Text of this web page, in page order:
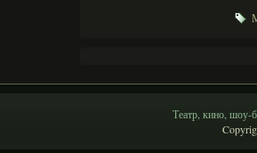
Театр, кино, шоу-